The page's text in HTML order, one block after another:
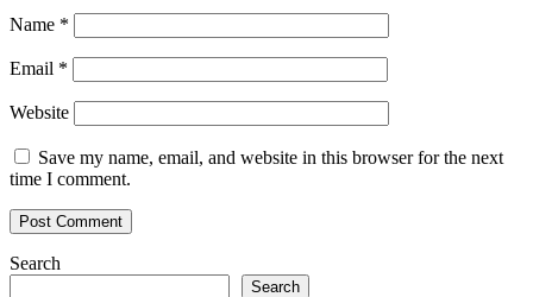
Name *
Email *
Website
Save my name, email, and website in this browser for the next
time I comment.
Search
Search